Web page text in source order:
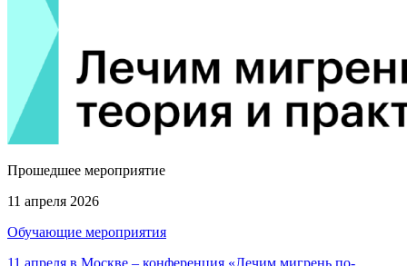
Прошедшее мероприятие
11 апреля 2026
Обучающие мероприятия
11 апреля в Москве – конференция «Лечим мигрень по-